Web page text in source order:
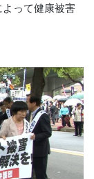
って健康被害